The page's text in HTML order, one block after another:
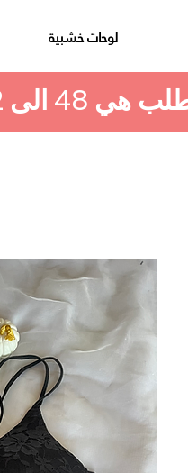
لوحات خشبية
السعر